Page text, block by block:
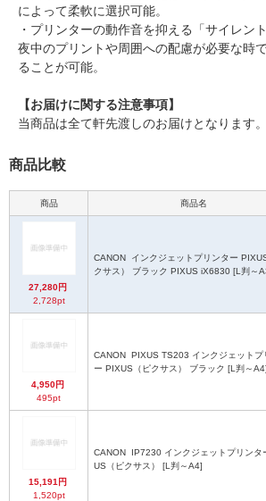
によって柔軟に選択可能。
・プリンターの動作音を抑える「サイレン
夜中のプリントや周囲への配慮が必要な時
ることが可能。
【お届けに関する注意事項】
当商品は全て軒先渡しのお届けとなります。
商品比較
商品 商品名
27,280円
2,728pt
CANON
クサス） ブラック PIXUS iX6830 [L判～
4,950円
495pt
CANON
ー PIXUS（ピクサス） ブラック [L判～A4]
15,191円
1,520pt
CANON
US（ピクサス） [L判～A4]